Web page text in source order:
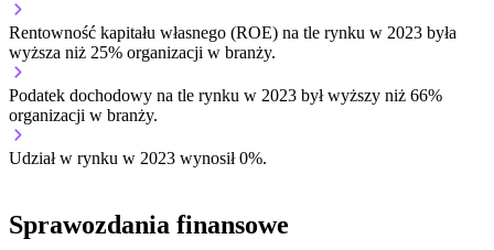
Rentowność kapitału własnego (ROE) na tle rynku w 2023 była
wyższa niż 25% organizacji w branży.
Podatek dochodowy na tle rynku w 2023 był wyższy niż 66%
organizacji w branży.
Udział w rynku w 2023 wynosił 0%.
Sprawozdania finansowe